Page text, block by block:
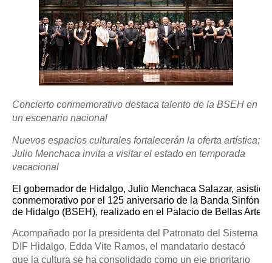
Concierto conmemorativo destaca talento de la BSEH en
un escenario nacional
Nuevos espacios culturales fortalecerán la oferta artística;
Julio Menchaca invita a visitar el estado en temporada
vacacional
El gobernador de Hidalgo, Julio Menchaca Salazar, asistió
conmemorativo por el 125 aniversario de la Banda
de Hidalgo (BSEH), realizado en el Palacio de Bellas Artes.
Acompañado por la presidenta del Patronato del Sistema
DIF Hidalgo, Edda Vite Ramos, el mandatario destacó
que la cultura se ha consolidado como un eje prioritario